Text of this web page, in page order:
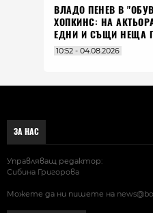
ВЛАДO ПЕНЕВ В
ХОПКИНС: НА
ЕДНИ И СЪЩИ НЕЩА
10:52 - 04.08.2026
ЗА НАС
Управляващ редактор:
Сибина Григорова
Можете да ни пишете на